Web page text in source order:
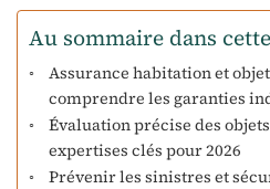
Au sommaire dans
Assurance habitation et
comprendre les garanties
Évaluation précise des
expertises clés pour 2026
Prévenir les sinistres et